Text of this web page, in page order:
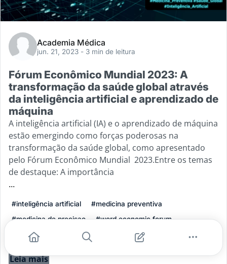
Academia Médica
jun. 21, 2023 - 3 min de leitura
Fórum Econômico Mundial 2023: A
transformação da saúde global através
da inteligência artificial e aprendizado de
máquina
A inteligência artificial (IA) e o aprendizado de máquina
estão emergindo como forças poderosas na
transformação da saúde global, como apresentado
pelo Fórum Econômico Mundial 2023.Entre os temas
de destaque: A importância
...
#inteligência artificial
#medicina preventiva
#medicina de precisao
#word economic forum
#seguranca e privacidade
Leia mais